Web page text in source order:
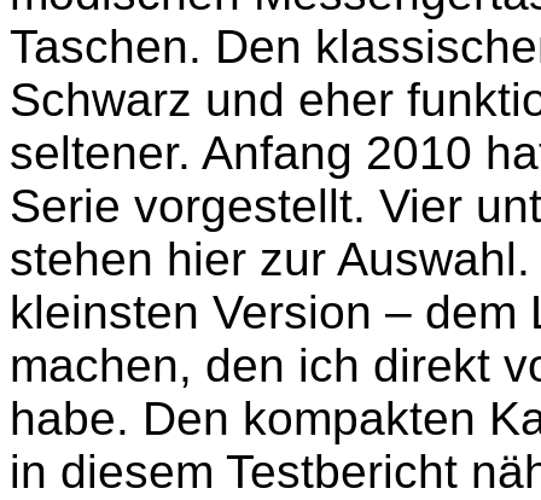
Taschen. Den
Schwarz und eher
seltener. Anfang 2010
Serie vorgestellt. Vier
stehen hier zur
kleinsten Version – dem
machen, den ich direkt
habe. Den kompakten
in diesem Testbericht